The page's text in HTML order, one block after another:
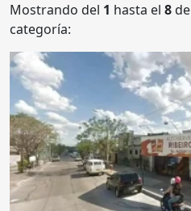
Mostrando del 1 hasta el 8de
categoría: